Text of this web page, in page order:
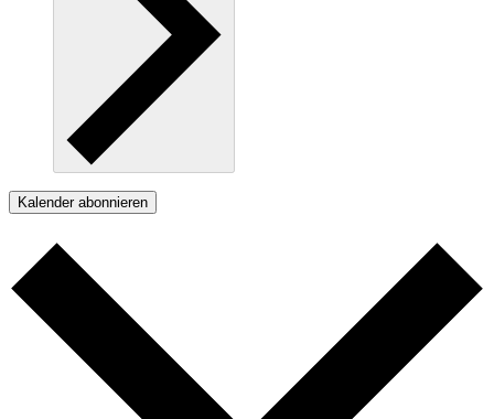
Kalender abonnieren